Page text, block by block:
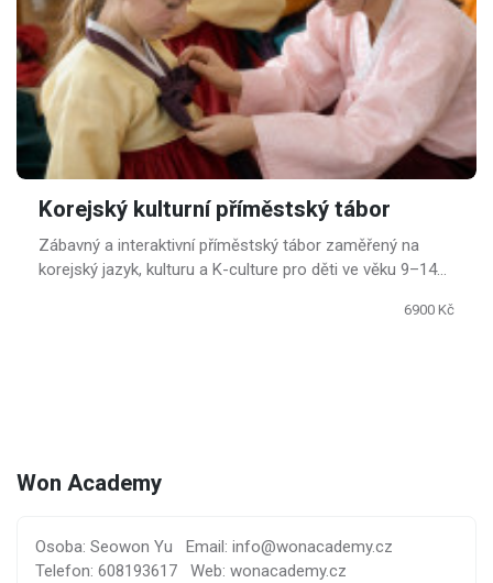
Won Academy
Osoba: Seowon Yu
Email: info@wonacademy.cz
Telefon: 608193617
Web: wonacademy.cz
Korejský kulturní příměstský tábor
Zábavný a interaktivní příměstský tábor zaměřený na
korejský jazyk, kulturu a K-culture pro děti ve věku 9–14
6900 Kč